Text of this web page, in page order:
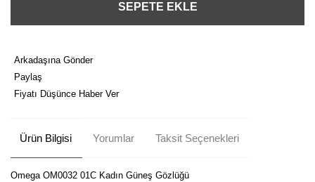
SEPETE EKLE
Arkadaşına Gönder
Paylaş
Fiyatı Düşünce Haber Ver
Ürün Bilgisi Yorumlar Taksit Seçenekleri
Omega OM0032 01C Kadın Güneş Gözlüğü